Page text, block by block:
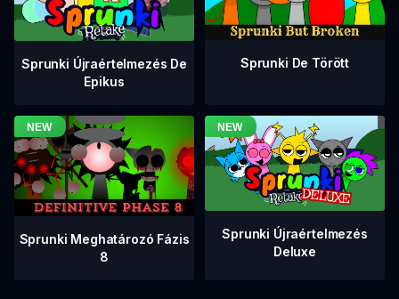
Sprunki Újraértelmezés De
Epikus
Sprunki De Törött
Sprunki Meghatározó Fázis
8
Sprunki Újraértelmezés
Deluxe